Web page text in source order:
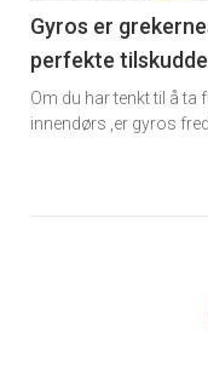
6
Gyros er
perfekte
Om du har tenkt til å ta
innendørs ,er gyros